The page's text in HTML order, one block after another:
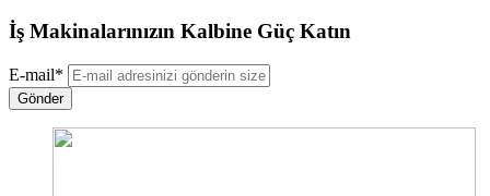
İş Makinalarınızın Kalbine Güç Katın
E-mail*
Gönder